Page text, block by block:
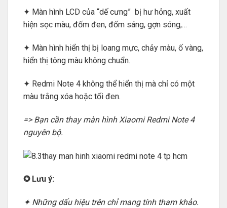
✦ Màn hình LCD của “dế cưng” bị hư hỏng, xuất
hiện sọc màu, đốm đen, đốm sáng, gợn sóng,…
✦ Màn hình hiển thị bị loang mực, chảy màu, ố vàng,
hiển thị tông màu không chuẩn.
✦ Redmi Note 4 không thể hiển thị mà chỉ có một
màu trắng xóa hoặc tối đen.
=> Bạn cần thay màn hình Xiaomi Redmi Note 4
nguyên bộ.
✪ Lưu ý:
✦ Những dấu hiệu trên chỉ mang tính tham khảo.